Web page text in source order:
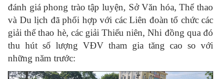
đánh giá phong trào tập luyện, Sở Văn hóa, Thể thao
và Du lịch đã phối hợp với các Liên đoàn tổ chức các
giải thể thao hè, các giải Thiếu niên, Nhi đồng qua đó
thu hút số lượng VĐV tham gia tăng cao so với
những năm trước: